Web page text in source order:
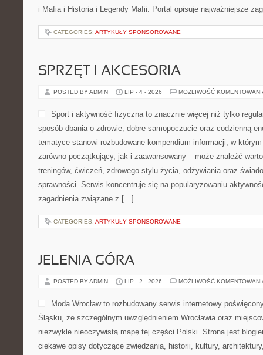
i Mafia i Historia i Legendy Mafii. Portal opisuje najważniejsze
CATEGORIES: ARTYKUŁY SPONSOROWANE
SPRZĘT I AKCESORIA
POSTED BY ADMIN LIP - 4 - 2026 MOŻLIWOŚĆ
Sport i aktywność fizyczna to znacznie więcej niż tylko
sposób dbania o zdrowie, dobre samopoczucie oraz codzienną
tematyce stanowi rozbudowane kompendium informacji, w
zarówno początkujący, jak i zaawansowany – może znaleźć
treningów, ćwiczeń, zdrowego stylu życia, odżywiania oraz
sprawności. Serwis koncentruje się na popularyzowaniu
zagadnienia związane z […]
CATEGORIES: ARTYKUŁY SPONSOROWANE
JELENIA GÓRA
POSTED BY ADMIN LIP - 2 - 2026 MOŻLIWOŚĆ
Moda Wrocław to rozbudowany serwis internetowy
Śląsku, ze szczególnym uwzględnieniem Wrocławia oraz
niezwykle nieoczywistą mapę tej części Polski. Strona jest
ciekawe opisy dotyczące zwiedzania, historii, kultury,